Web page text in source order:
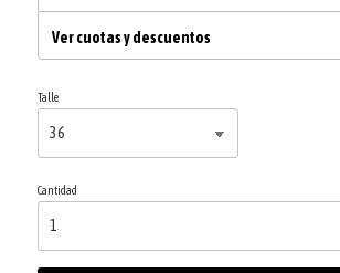
Ver cuotas y descuentos
Talle
Cantidad